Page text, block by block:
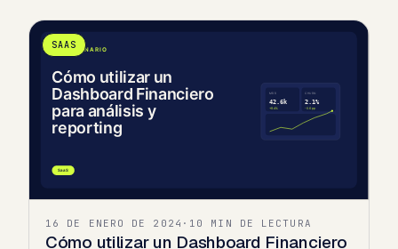
SAAS
16 DE ENERO DE 2024 · 10 MIN DE LECTURA
Cómo utilizar un Dashboard Financiero